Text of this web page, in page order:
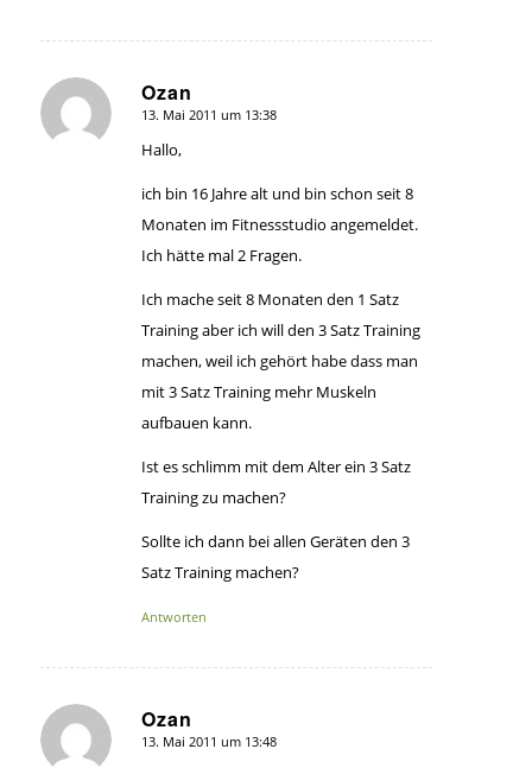
Ozan
sagte:
13. Mai 2011 um 13:38
Hallo,
ich bin 16 Jahre alt und bin schon seit 8
Monaten im Fitnessstudio angemeldet.
Ich hätte mal 2 Fragen.
Ich mache seit 8 Monaten den 1 Satz
Training aber ich will den 3 Satz Training
machen, weil ich gehört habe dass man
mit 3 Satz Training mehr Muskeln
aufbauen kann.
Ist es schlimm mit dem Alter ein 3 Satz
Training zu machen?
Sollte ich dann bei allen Geräten den 3
Satz Training machen?
Antworten
Ozan
sagte:
13. Mai 2011 um 13:48